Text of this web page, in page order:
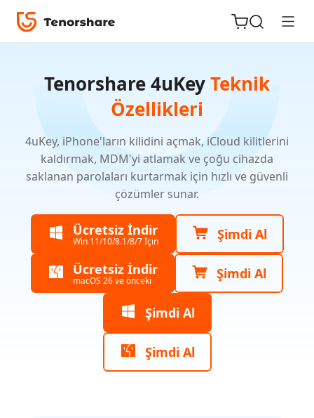
iOS için
ReiBoot
PDNob
Tenorshare 4uKeyTeknik
Özellikleri
4uKey, iPhone'ların kilidini açmak, iCloud kilitlerini
kaldırmak, MDM'yi atlamak ve çoğu cihazda
saklanan parolaları kurtarmak için hızlı ve güvenli
çözümler sunar.
Ücretsiz İndir
Win 11/10/8.1/8/7 İçin Şimdi Al
Ücretsiz İndir
macOS 26 ve önceki Şimdi Al
Şimdi Al
Şimdi Al